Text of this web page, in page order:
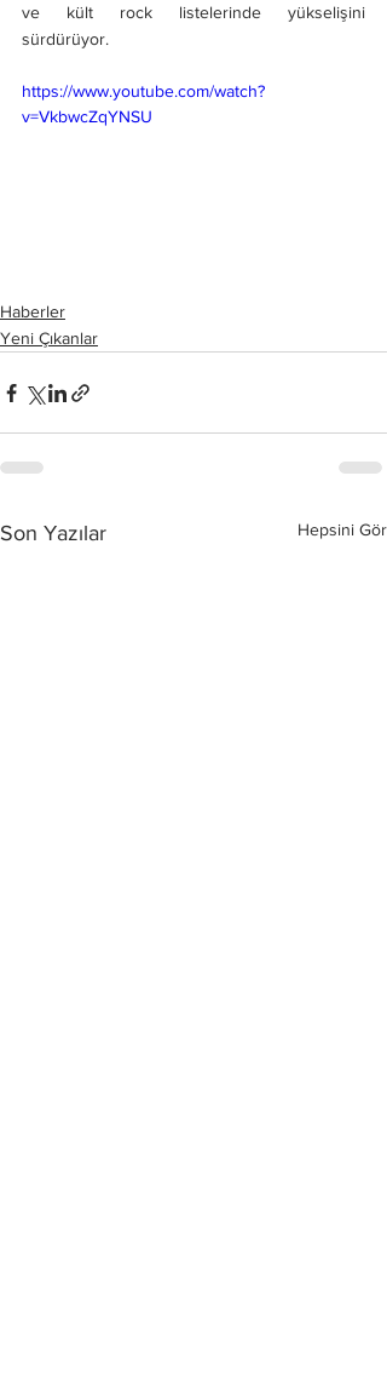
ve kült rock listelerinde yükselişini
sürdürüyor.
https://www.youtube.com/watch?
v=VkbwcZqYNSU
Haberler
Yeni Çıkanlar
Son Yazılar Hepsini Gör